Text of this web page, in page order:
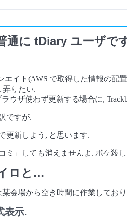
通に tDiary ユーザで
エイト(AWS で取得した情報の配
弄りたい.
ラウザ使わず更新する場合に,
ですが.
更新しよう, と思います.
ミ」しても消えませんよ. ボケ殺
ロと…
某会場から空き時間に作業してお
表示.